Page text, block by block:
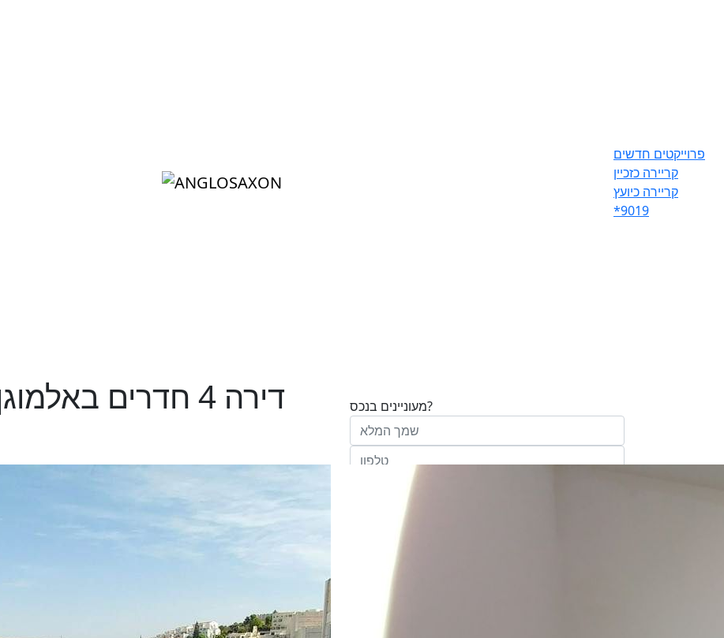
פרוייקטים חדשים
קריירה כזכיין
קריירה כיועץ
*9019
דירה 4 חדרים באלמוגן , הפרחים, מודיעין מעוניינים בנכס?
בע"מ ו/או מי מטעמה ("אנגלו סכסון") בדוא"ל,
במסרונים ובשיחת טלפון שיווקית, הצעות ודברי שיווק
ופרסומת כהגדרתם בחוק וכן, שפרטיי האישיים
יישמרו במאגריה וישמשו אותה לשליחת מידע ולקידום
פעילותיה, לרבות אך לא רק, לעריכת ניתוח מידע